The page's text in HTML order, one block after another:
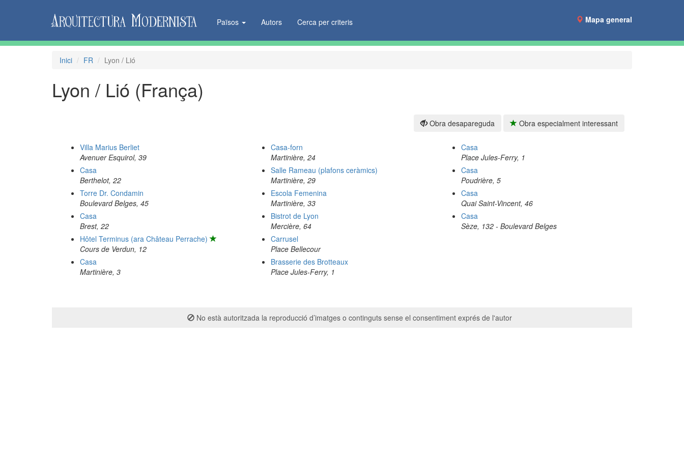
Països Autors Cerca per criteris Mapa general
Inici FR Lyon / Lió
Lyon / Lió (França)
Obra desapareguda Obra especialment interessant
Villa Marius Berliet
Avenuer Esquirol, 39
Casa
Berthelot, 22
Torre Dr. Condamin
Boulevard Belges, 45
Casa
Brest, 22
Hôtel Terminus (ara Château Perrache)
Cours de Verdun, 12
Casa
Martinière, 3
Casa-forn
Martinière, 24
Salle Rameau (plafons ceràmics)
Martinière, 29
Escola Femenina
Martinière, 33
Bistrot de Lyon
Mercière, 64
Carrusel
Place Bellecour
Brasserie des Brotteaux
Place Jules-Ferry, 1
Casa
Place Jules-Ferry, 1
Casa
Poudrière, 5
Casa
Quai Saint-Vincent, 46
Casa
Sèze, 132 - Boulevard Belges
No està autoritzada la reproducció d’imatges o continguts sense el consentiment exprés de l'autor